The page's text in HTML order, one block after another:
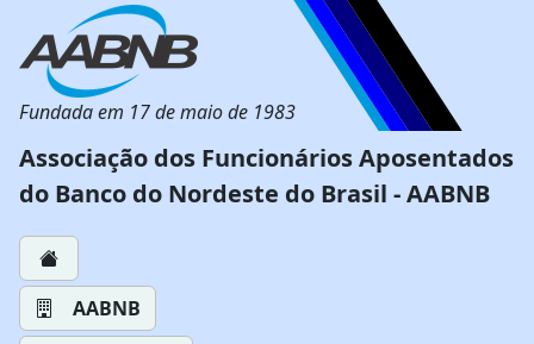
Fundada em 17 de maio de 1983
Associação dos Funcionários Aposentados
do Banco do Nordeste do Brasil - AABNB
AABNB